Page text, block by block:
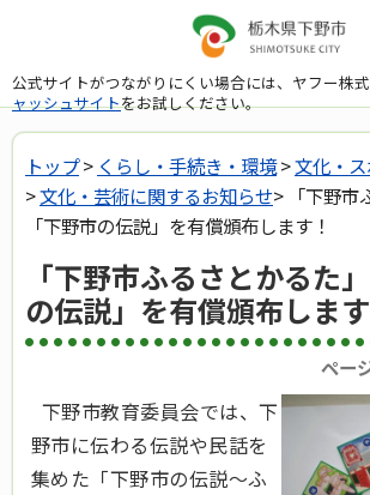
公式サイトがつながりにくい場合には、ヤフー株
ャッシュサイトをお試しください。
トップ> くらし・手続き・環境>文化・
>文化・芸術に関するお知らせ> 「下野市
「下野市の伝説」を有償頒布します！
「下野市ふるさとかるた
の伝説」を有償頒布します
ペー
下野市教育委員会では、下
野市に伝わる伝説や民話を
集めた「下野市の伝説～ふ